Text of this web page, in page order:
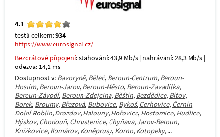
4.1
testů celkem:934
https://www.eurosignal.cz/
Bezdrátové připojení: stahování: 43,9 Mb/s | nahrávání: 28,3 Mb/s |
odezva: 14,1 ms
Dostupnost v: Bavoryně, Běleč, Beroun-Centrum, Beroun-
Hostim, Beroun-Jarov, Beroun-Město, Beroun-Zavadilka,
Beroun-Závodí, Beroun-Zdejcina, Běštín, Bezdědice, Bítov,
Borek, Broumy, Březová, Bubovice, Bykoš, Cerhovice, Černín,
Dolní Roblín, Drozdov, Halouny, Hořovice, Hostomice, Hudlice,
Hýskov, Chodouň, Chrustenice, Chyňava, Jarov-Beroun,
Knížkovice, Komárov, Koněprusy, Korno, Kotopeky, ...